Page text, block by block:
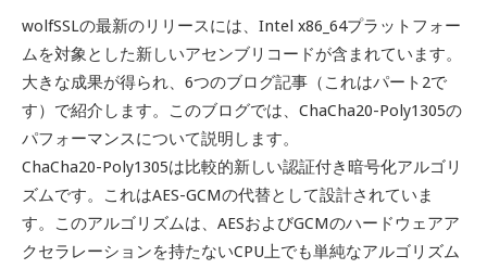
wolfSSLの最新のリリースには、Intel x86_64プラットフォー
ムを対象とした新しいアセンブリコードが含まれています。
大きな成果が得られ、6つのブログ記事（これはパート2で
す）で紹介します。このブログでは、ChaCha20-Poly1305の
パフォーマンスについて説明します。
ChaCha20-Poly1305は比較的新しい認証付き暗号化アルゴリ
ズムです。これはAES-GCMの代替として設計されていま
す。このアルゴリズムは、AESおよびGCMのハードウェアア
クセラレーションを持たないCPU上でも単純なアルゴリズム